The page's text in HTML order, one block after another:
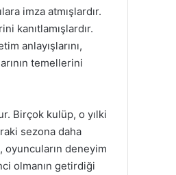
imza atmışlardır.
kanıtlamışlardır.
anlayışlarını,
temellerini
Birçok kulüp, o yılki
sezona daha
oyuncuların deneyim
olmanın getirdiği